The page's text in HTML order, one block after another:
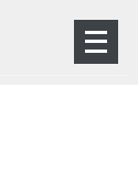
メ
ニ